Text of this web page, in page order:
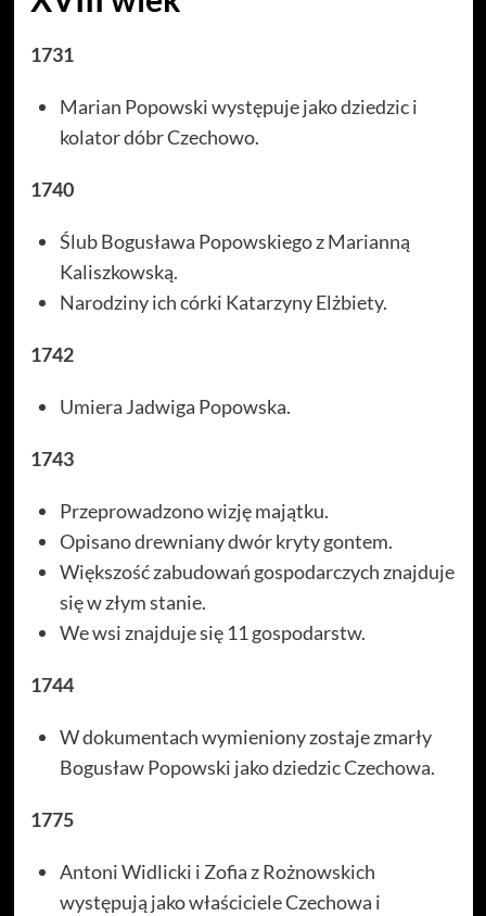
1731
Marian Popowski występuje jako dziedzic i
kolator dóbr Czechowo.
1740
Ślub Bogusława Popowskiego z Marianną
Kaliszkowską.
Narodziny ich córki Katarzyny Elżbiety.
1742
Umiera Jadwiga Popowska.
1743
Przeprowadzono wizję majątku.
Opisano drewniany dwór kryty gontem.
Większość zabudowań gospodarczych znajduje
się w złym stanie.
We wsi znajduje się 11 gospodarstw.
1744
W dokumentach wymieniony zostaje zmarły
Bogusław Popowski jako dziedzic Czechowa.
1775
Antoni Widlicki i Zofia z Rożnowskich
występują jako właściciele Czechowa i